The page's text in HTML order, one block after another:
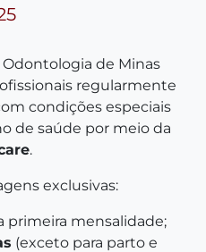
de Minas
regularmente
condições especiais
de saúde por meio da
.
exclusivas:
primeira mensalidade;
(exceto para parto e